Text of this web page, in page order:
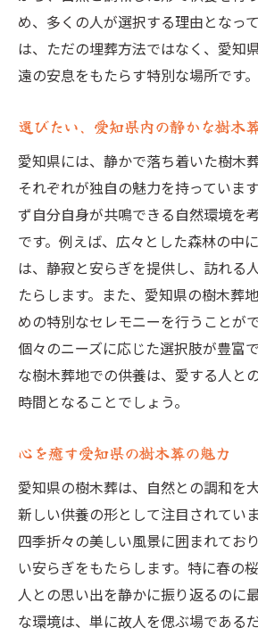
め、多くの人が選択する理由となっ
は、ただの埋葬方法ではなく、愛知
遠の安息をもたらす特別な場所です。
選びたい、愛知県内の静かな樹木
愛知県には、静かで落ち着いた樹木
それぞれが独自の魅力を持っていま
ず自分自身が共鳴できる自然環境を
です。例えば、広々とした森林の中
は、静寂と安らぎを提供し、訪れる
たらします。また、愛知県の樹木葬
めの特別なセレモニーを行うことが
個々のニーズに応じた選択肢が豊富
な樹木葬地での供養は、愛する人と
時間となることでしょう。
心を癒す愛知県の樹木葬の魅力
愛知県の樹木葬は、自然との調和を
新しい供養の形として注目されてい
四季折々の美しい風景に囲まれてお
い安らぎをもたらします。特に春の
人との思い出を静かに振り返るのに
な環境は、単に故人を偲ぶ場である